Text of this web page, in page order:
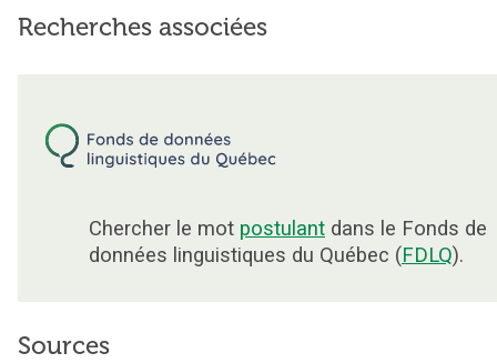
Recherches associées
Chercher le mot postulant dans le Fonds de
données linguistiques du Québec (FDLQ).
Sources